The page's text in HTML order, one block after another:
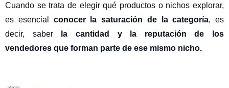
Cuando se trata de elegir qué productos o nichos explorar,
es esencial
conocer la saturación de la categoría, es
decir, saber
la cantidad y la reputación de los
vendedores que forman parte de ese mismo nicho.